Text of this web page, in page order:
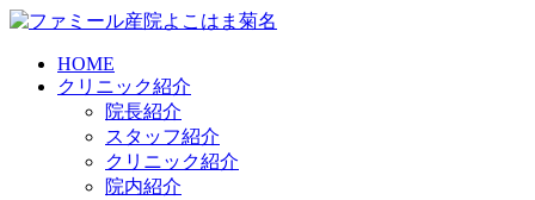
HOME
クリニック紹介
院長紹介
スタッフ紹介
クリニック紹介
院内紹介